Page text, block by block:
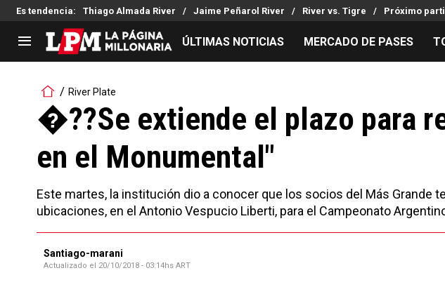
Es tendencia: Thiago Almada River Jaime Peñarol River River vs. Tigre Próximo
LIGA PROFESIONAL
Noticias
Tabla de posiciones
Reserva
Copa Sudamericana
Copa Argentina
Selección Argentina
Análisis tácticos
ÚLTIMAS NOTICIAS MERCADO DE PASES
River Plate
�??Se extiende el plazo para
en el Monumental"
Este martes, la institución dio a conocer que los socios del Más Grande
ubicaciones, en el Antonio Vespucio Liberti, para el Campeonato
Santiago-marani
Actualizado el 20/10/2018 - 03:14hs ART